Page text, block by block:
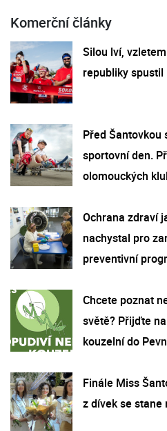
Komerční články
Silou lví,
republiky
Před Šantovkou
sportovní den.
olomouckých
Ochrana zdraví
nachystal pro
preventivní
Chcete poznat
světě? Přijďte
kouzelní do
Finále Miss
z dívek se stane